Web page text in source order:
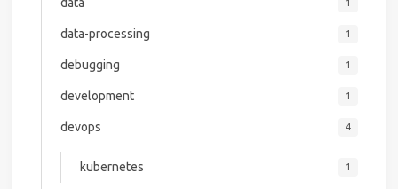
1
data-processing 1
debugging 1
development 1
devops 4
kubernetes 1